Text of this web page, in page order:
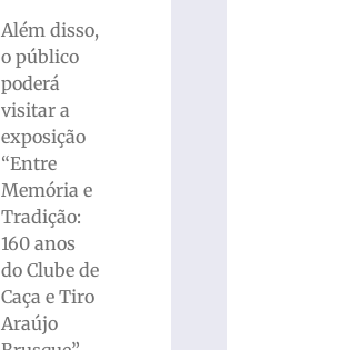
Além disso,
o público
poderá
visitar a
exposição
“Entre
Memória e
Tradição:
160 anos
do Clube de
Caça e Tiro
Araújo